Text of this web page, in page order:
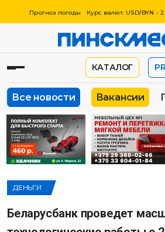
Прогноз погоды Курс валют: USD/BYN -
КАТАЛОГ
Все новости Вакансии
ДЕНЬГИ
Беларусбанк проведет